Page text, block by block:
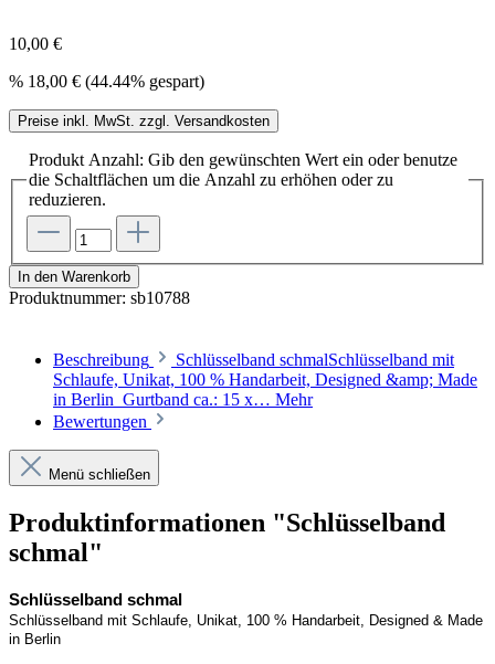
10,00 €
% 18,00 € (44.44% gespart)
Preise inkl. MwSt. zzgl. Versandkosten
Produkt Anzahl: Gib den gewünschten Wert ein oder benutze
die Schaltflächen um die Anzahl zu erhöhen oder zu
reduzieren.
In den Warenkorb
Produktnummer: sb10788
Beschreibung
Schlüsselband schmalSchlüsselband mit
Schlaufe, Unikat, 100 % Handarbeit, Designed &amp; Made
in Berlin Gurtband ca.: 15 x… Mehr
Bewertungen
Menü schließen
Produktinformationen "Schlüsselband
schmal"
Schlüsselband schmal
Schlüsselband mit Schlaufe, Unikat, 100 % Handarbeit, Designed & Made
in Berlin